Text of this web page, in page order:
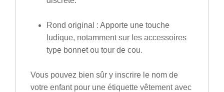
Rond original : Apporte une touche
ludique, notamment sur les accessoires
type bonnet ou tour de cou.
Vous pouvez bien sûr y inscrire le nom de
votre enfant pour une étiquette vêtement avec